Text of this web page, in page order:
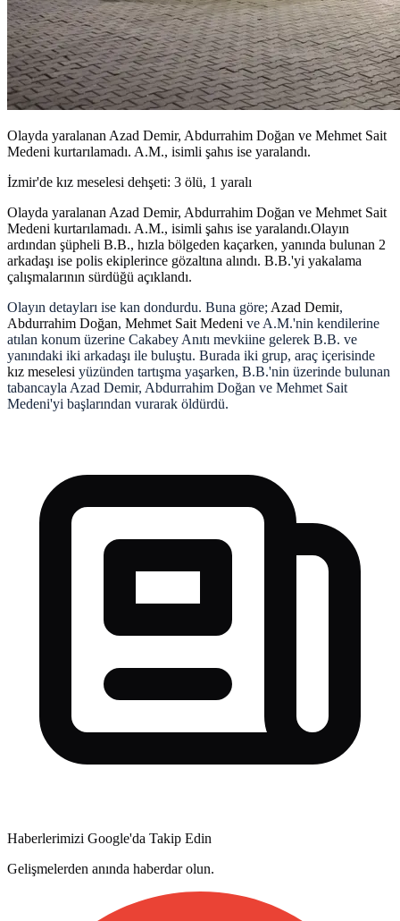
Olayda yaralanan Azad Demir, Abdurrahim Doğan ve Mehmet Sait
Medeni kurtarılamadı. A.M., isimli şahıs ise yaralandı.
İzmir'de kız meselesi dehşeti: 3 ölü, 1 yaralı
Olayda yaralanan Azad Demir, Abdurrahim Doğan ve Mehmet Sait
Medeni kurtarılamadı. A.M., isimli şahıs ise yaralandı.Olayın
ardından şüpheli B.B., hızla bölgeden kaçarken, yanında bulunan 2
arkadaşı ise polis ekiplerince gözaltına alındı. B.B.'yi yakalama
çalışmalarının sürdüğü açıklandı.
Olayın detayları ise kan dondurdu. Buna göre; Azad Demir,
Abdurrahim Doğan, Mehmet Sait Medeni ve A.M.'nin kendilerine
atılan konum üzerine Cakabey Anıtı mevkiine gelerek B.B. ve
yanındaki iki arkadaşı ile buluştu. Burada iki grup, araç içerisinde
kız meselesi yüzünden tartışma yaşarken, B.B.'nin üzerinde bulunan
tabancayla Azad Demir, Abdurrahim Doğan ve Mehmet Sait
Medeni'yi başlarından vurarak öldürdü.
Haberlerimizi Google'da Takip Edin
Gelişmelerden anında haberdar olun.